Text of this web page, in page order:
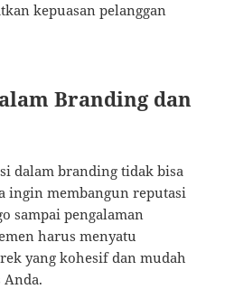
kepuasan pelanggan
Branding dan
dalam branding tidak bisa
ingin membangun reputasi
sampai pengalaman
harus menyatu
yang kohesif dan mudah